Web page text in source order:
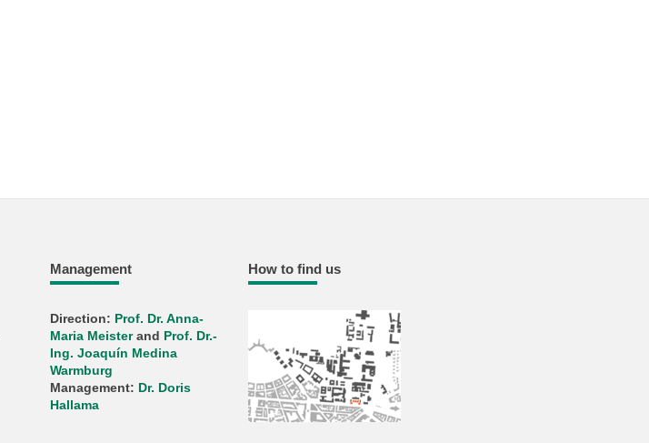
Management
Direction: Prof. Dr. Anna-
Maria Meisterand Prof. Dr.-
Ing. Joaquín Medina
Warmburg
Management: Dr. Doris
Hallama
How to find us